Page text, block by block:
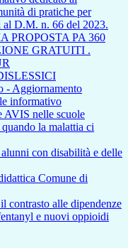
di pratiche per
D.M. n. 66 del 2023.
PROPOSTA PA 360
GRATUITI .
- Aggiornamento
informativo
AVIS nelle scuole
la malattia ci
con disabilità e delle
Comune di
contrasto alle dipendenze
e nuovi oppioidi